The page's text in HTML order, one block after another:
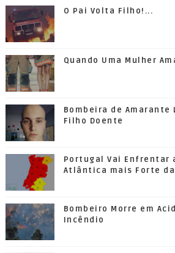
O Pai Volta Filho!...
Quando Uma Mulher
Bombeira de Amarante
Filho Doente
Portugal Vai Enfrentar
Atlântica mais Forte
Bombeiro Morre em
Incêndio